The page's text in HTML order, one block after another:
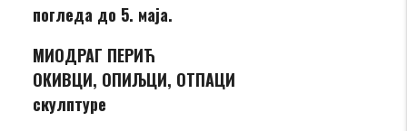
погледа до 5. маја.
МИОДРАГ ПЕРИЋ
ОКИВЦИ, ОПИЉЦИ, ОТПАЦИ
скулптуре